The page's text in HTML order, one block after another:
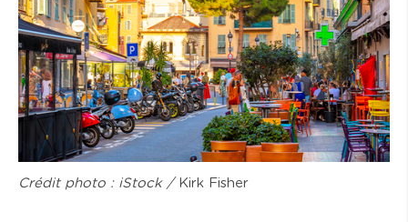
Crédit photo : iStock / Kirk Fisher